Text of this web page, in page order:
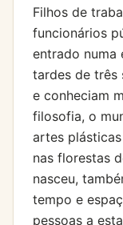
Filhos de
funcionários
entrado numa
tardes de três
e conheciam
filosofia, o
artes
nas florestas
nasceu,
tempo e
pessoas a